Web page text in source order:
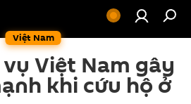
Việt Nam
Việt Nam gây
khi cứu hộ ở